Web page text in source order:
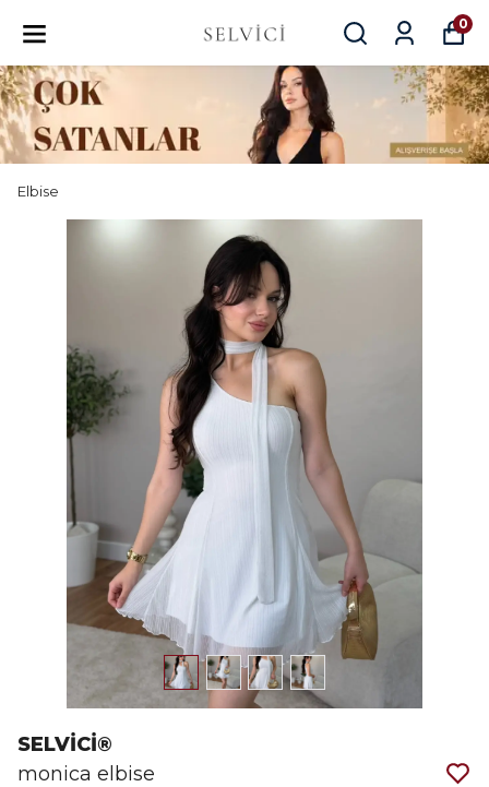
0
Elbise
SELVİCİ®
monica elbise